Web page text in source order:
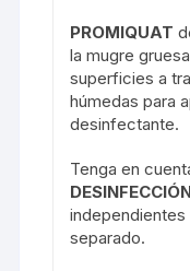
PROMIQUAT
la mugre
superficies a
húmedas para
desinfectante.
Tenga en
separado.